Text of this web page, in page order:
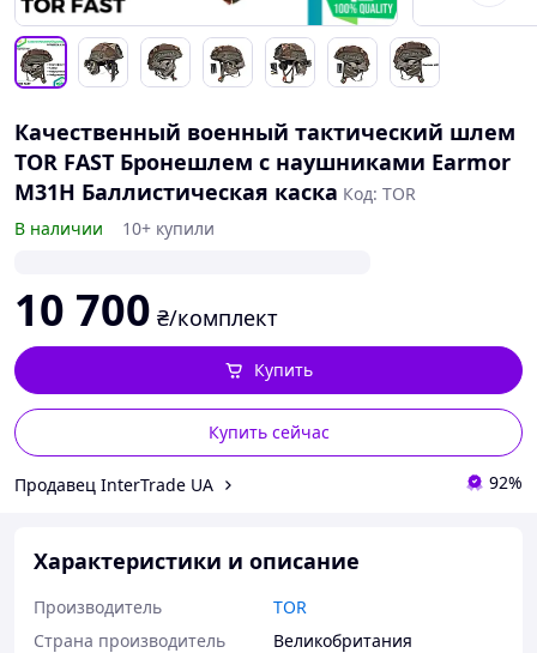
Качественный военный тактический шлем
TOR FAST Бронешлем с наушниками Earmor
M31H Баллистическая каска Код: TOR
В наличии
10+ купили
10 700 ₴/комплект
Купить сейчас
Купить
Продавец InterTrade UA 92%
Характеристики и описание
Производитель
TOR
Страна производитель
Великобритания